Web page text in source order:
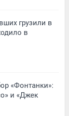
грузили в
в
«Фонтанки»:
и «Джек